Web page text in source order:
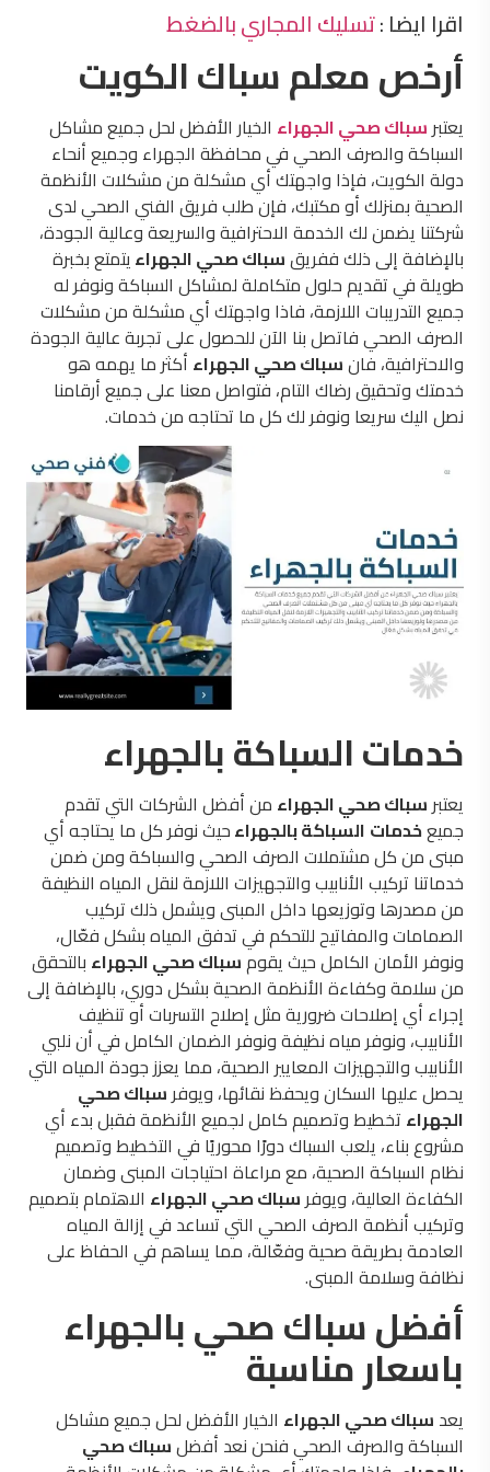
اقرا ايضا :تسليك المجاري بالضغط
أرخص معلم سباك الكويت
يعتبرسباك صحي الجهراء الخيار الأفضل لحل جميع مشاكل
السباكة والصرف الصحي في محافظة الجهراء وجميع أنحاء
دولة الكويت، فإذا واجهتك أي مشكلة من مشكلات الأنظمة
الصحية بمنزلك أو مكتبك، فإن طلب فريق الفني الصحي لدى
شركتنا يضمن لك الخدمة الاحترافية والسريعة وعالية الجودة،
بالإضافة إلى ذلك ففريقسباك صحي الجهراءيتمتع بخبرة
طويلة في تقديم حلول متكاملة لمشاكل السباكة ونوفر له
جميع التدريبات اللازمة، فاذا واجهتك أي مشكلة من مشكلات
الصرف الصحي فاتصل بنا الآن للحصول على تجربة عالية الجودة
والاحترافية، فانسباك صحي الجهراء أكثر ما يهمه هو
خدمتك وتحقيق رضاك التام، فتواصل معنا على جميع أرقامنا
نصل اليك سريعا ونوفر لك كل ما تحتاجه من خدمات.
خدمات السباكة بالجهراء
يعتبرسباك صحي الجهراء من أفضل الشركات التي تقدم
جميعخدمات السباكة بالجهراءحيث نوفر كل ما يحتاجه أي
مبنى من كل مشتملات الصرف الصحي والسباكة ومن ضمن
خدماتنا تركيب الأنابيب والتجهيزات اللازمة لنقل المياه النظيفة
من مصدرها وتوزيعها داخل المبنى ويشمل ذلك تركيب
الصمامات والمفاتيح للتحكم في تدفق المياه بشكل فعّال،
ونوفر الأمان الكامل حيث يقومسباك صحي الجهراء بالتحقق
من سلامة وكفاءة الأنظمة الصحية بشكل دوري، بالإضافة إلى
إجراء أي إصلاحات ضرورية مثل إصلاح التسربات أو تنظيف
الأنابيب، ونوفر مياه نظيفة ونوفر الضمان الكامل في أن نلبي
الأنابيب والتجهيزات المعايير الصحية، مما يعزز جودة المياه التي
يحصل عليها السكان ويحفظ نقائها، ويوفرسباك صحي
الجهراء تخطيط وتصميم كامل لجميع الأنظمة فقبل بدء أي
مشروع بناء، يلعب السباك دورًا محوريًا في التخطيط وتصميم
نظام السباكة الصحية، مع مراعاة احتياجات المبنى وضمان
الكفاءة العالية، ويوفرسباك صحي الجهراء الاهتمام بتصميم
وتركيب أنظمة الصرف الصحي التي تساعد في إزالة المياه
العادمة بطريقة صحية وفعّالة، مما يساهم في الحفاظ على
نظافة وسلامة المبنى.
أفضل سباك صحي بالجهراء
باسعار مناسبة
يعد سباك صحي الجهراء الخيار الأفضل لحل جميع مشاكل
السباكة والصرف الصحي فنحن نعد أفضلسباك صحي